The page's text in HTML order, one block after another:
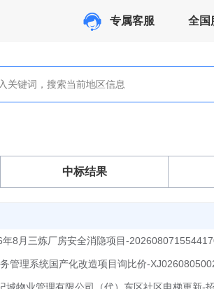
专属客服 全国
中标结果
8月三炼厂房安全消隐项目-